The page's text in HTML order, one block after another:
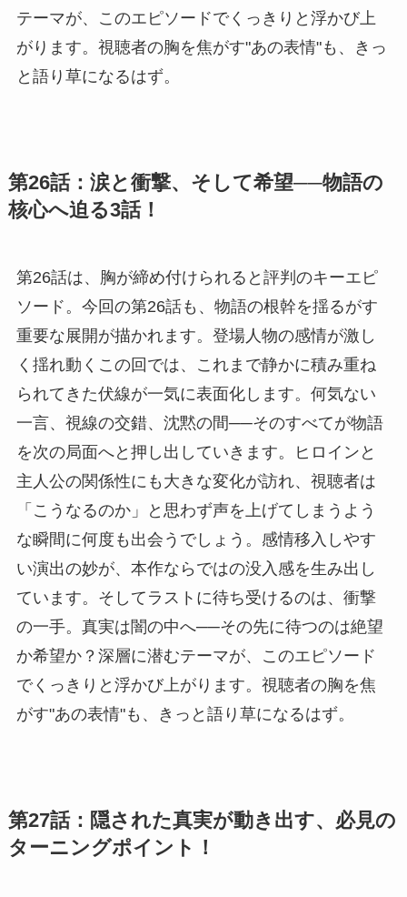
テーマが、このエピソードでくっきりと浮かび上
がります。視聴者の胸を焦がす"あの表情"も、きっ
と語り草になるはず。
第26話：涙と衝撃、そして希望──物語の
核心へ迫る3話！
第26話は、胸が締め付けられると評判のキーエピ
ソード。今回の第26話も、物語の根幹を揺るがす
重要な展開が描かれます。登場人物の感情が激し
く揺れ動くこの回では、これまで静かに積み重ね
られてきた伏線が一気に表面化します。何気ない
一言、視線の交錯、沈黙の間──そのすべてが物語
を次の局面へと押し出していきます。ヒロインと
主人公の関係性にも大きな変化が訪れ、視聴者は
「こうなるのか」と思わず声を上げてしまうよう
な瞬間に何度も出会うでしょう。感情移入しやす
い演出の妙が、本作ならではの没入感を生み出し
ています。そしてラストに待ち受けるのは、衝撃
の一手。真実は闇の中へ──その先に待つのは絶望
か希望か？深層に潜むテーマが、このエピソード
でくっきりと浮かび上がります。視聴者の胸を焦
がす"あの表情"も、きっと語り草になるはず。
第27話：隠された真実が動き出す、必見の
ターニングポイント！